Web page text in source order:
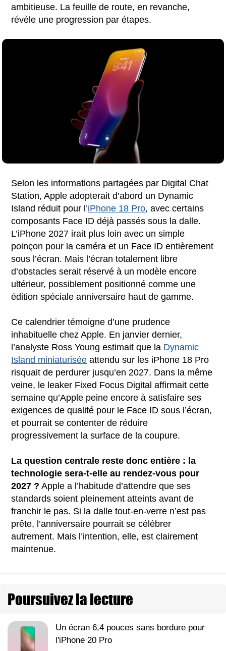
ambitieuse. La feuille de route, en revanche,
révèle une progression par étapes.
Selon les informations partagées par Digital Chat
Station, Apple adopterait d’abord un Dynamic
Island réduit pour l’iPhone 18 Pro, avec certains
composants Face ID déjà passés sous la dalle.
L’iPhone 2027 irait plus loin avec un simple
poinçon pour la caméra et un Face ID entièrement
sous l’écran. Mais l’écran totalement libre
d’obstacles serait réservé à un modèle encore
ultérieur, possiblement positionné comme une
édition spéciale anniversaire haut de gamme.
Ce calendrier témoigne d’une prudence
inhabituelle chez Apple. En janvier dernier,
l’analyste Ross Young estimait que la Dynamic
Island miniaturisée attendu sur les iPhone 18 Pro
risquait de perdurer jusqu’en 2027. Dans la même
veine, le leaker Fixed Focus Digital affirmait cette
semaine qu’Apple peine encore à satisfaire ses
exigences de qualité pour le Face ID sous l’écran,
et pourrait se contenter de réduire
progressivement la surface de la coupure.
La question centrale reste donc entière : la
technologie sera-t-elle au rendez-vous pour
2027 ? Apple a l’habitude d’attendre que ses
standards soient pleinement atteints avant de
franchir le pas. Si la dalle tout-en-verre n’est pas
prête, l’anniversaire pourrait se célébrer
autrement. Mais l’intention, elle, est clairement
maintenue.
Poursuivez la lecture
Un écran 6,4 pouces sans bordure pour
l'iPhone 20 Pro